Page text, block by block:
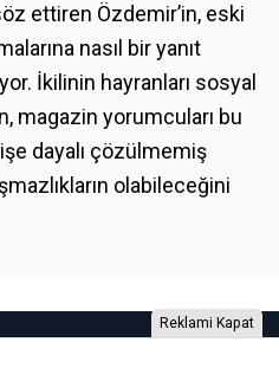
ettiren Özdemir’in, eski
nasıl bir yanıt
İkilinin hayranları sosyal
magazin yorumcuları bu
dayalı çözülmemiş
olabileceğini
Reklami Kapat